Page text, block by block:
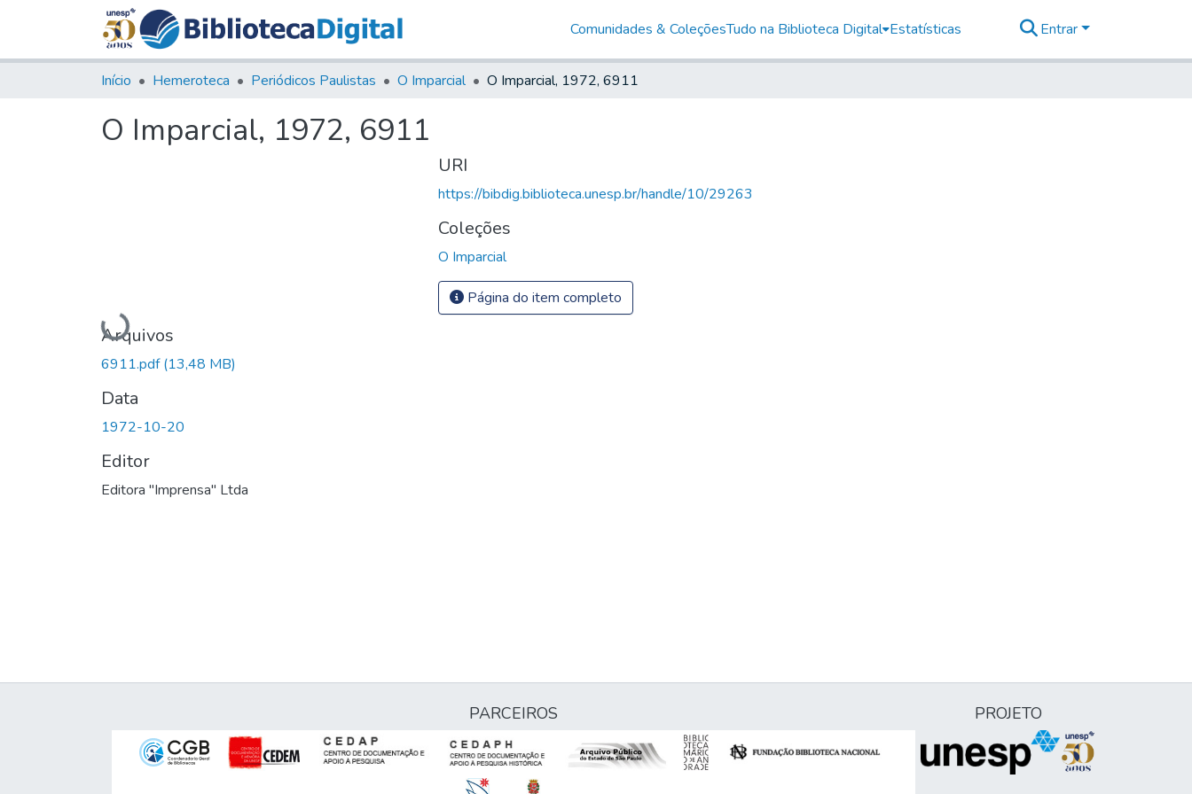
Comunidades & ColeçõesTudo na Biblioteca Digital Estatísticas Entrar
Início Hemeroteca Periódicos Paulistas O Imparcial O Imparcial, 1972, 6911
O Imparcial, 1972, 6911
Carregando...
Arquivos
6911.pdf(13,48 MB)
Data
1972-10-20
Editor
Editora "Imprensa" Ltda
URI
https://bibdig.biblioteca.unesp.br/handle/10/29263
Coleções
O Imparcial
Página do item completo
PARCEIROS PROJETO